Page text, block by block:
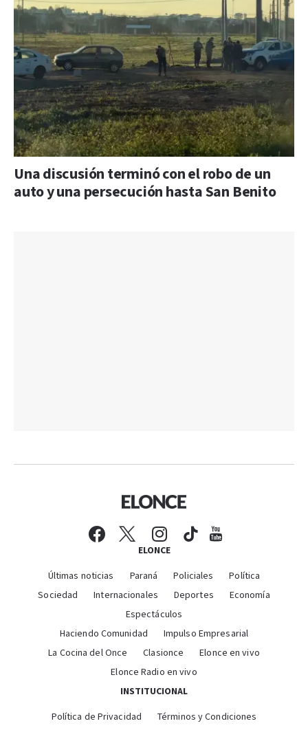
Una discusión terminó con el robo de un
auto y una persecución hasta San Benito
ELONCE
Últimas noticias Paraná Policiales
Política
Sociedad
Internacionales Deportes
Economía
Espectáculos
Haciendo Comunidad
Impulso Empresarial
La Cocina del Once
Clasionce
Elonce en vivo
Elonce Radio en vivo
INSTITUCIONAL
Política de Privacidad
Términos y Condiciones